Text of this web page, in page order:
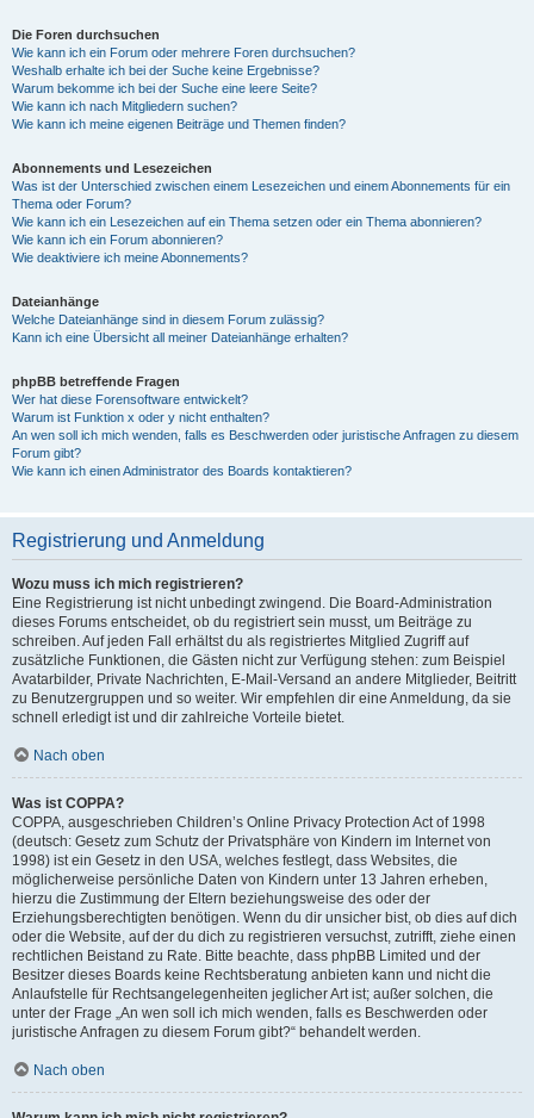
Die Foren durchsuchen
Wie kann ich ein Forum oder mehrere Foren durchsuchen?
Weshalb erhalte ich bei der Suche keine Ergebnisse?
Warum bekomme ich bei der Suche eine leere Seite?
Wie kann ich nach Mitgliedern suchen?
Wie kann ich meine eigenen Beiträge und Themen finden?
Abonnements und Lesezeichen
Was ist der Unterschied zwischen einem Lesezeichen und einem Abonnements für ein
Thema oder Forum?
Wie kann ich ein Lesezeichen auf ein Thema setzen oder ein Thema abonnieren?
Wie kann ich ein Forum abonnieren?
Wie deaktiviere ich meine Abonnements?
Dateianhänge
Welche Dateianhänge sind in diesem Forum zulässig?
Kann ich eine Übersicht all meiner Dateianhänge erhalten?
phpBB betreffende Fragen
Wer hat diese Forensoftware entwickelt?
Warum ist Funktion x oder y nicht enthalten?
An wen soll ich mich wenden, falls es Beschwerden oder juristische Anfragen zu diesem
Forum gibt?
Wie kann ich einen Administrator des Boards kontaktieren?
Registrierung und Anmeldung
Wozu muss ich mich registrieren?
Eine Registrierung ist nicht unbedingt zwingend. Die Board-Administration
dieses Forums entscheidet, ob du registriert sein musst, um Beiträge zu
schreiben. Auf jeden Fall erhältst du als registriertes Mitglied Zugriff auf
zusätzliche Funktionen, die Gästen nicht zur Verfügung stehen: zum Beispiel
Avatarbilder, Private Nachrichten, E-Mail-Versand an andere Mitglieder, Beitritt
zu Benutzergruppen und so weiter. Wir empfehlen dir eine Anmeldung, da sie
schnell erledigt ist und dir zahlreiche Vorteile bietet.
Nach oben
Was ist COPPA?
COPPA, ausgeschrieben Children’s Online Privacy Protection Act of 1998
(deutsch: Gesetz zum Schutz der Privatsphäre von Kindern im Internet von
1998) ist ein Gesetz in den USA, welches festlegt, dass Websites, die
möglicherweise persönliche Daten von Kindern unter 13 Jahren erheben,
hierzu die Zustimmung der Eltern beziehungsweise des oder der
Erziehungsberechtigten benötigen. Wenn du dir unsicher bist, ob dies auf dich
oder die Website, auf der du dich zu registrieren versuchst, zutrifft, ziehe einen
rechtlichen Beistand zu Rate. Bitte beachte, dass phpBB Limited und der
Besitzer dieses Boards keine Rechtsberatung anbieten kann und nicht die
Anlaufstelle für Rechtsangelegenheiten jeglicher Art ist; außer solchen, die
unter der Frage „An wen soll ich mich wenden, falls es Beschwerden oder
juristische Anfragen zu diesem Forum gibt?“ behandelt werden.
Nach oben